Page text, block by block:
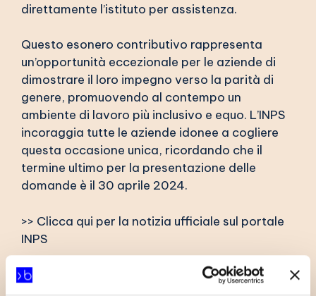
direttamente l’istituto per assistenza.
Questo esonero contributivo rappresenta
un’opportunità eccezionale per le aziende di
dimostrare il loro impegno verso la parità di
genere, promuovendo al contempo un
ambiente di lavoro più inclusivo e equo. L’INPS
incoraggia tutte le aziende idonee a cogliere
questa occasione unica, ricordando che il
termine ultimo per la presentazione delle
domande è il 30 aprile 2024.
>> Clicca qui per la notizia ufficiale sul portale
INPS
>>